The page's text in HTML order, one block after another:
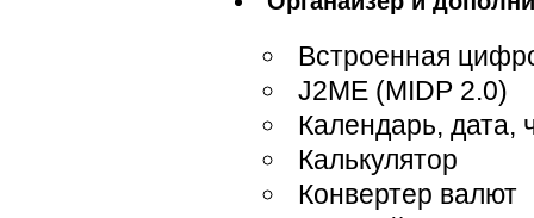
Встроенная
J2ME (MIDP 2.0)
Календарь, дата,
Калькулятор
Конвертер валют